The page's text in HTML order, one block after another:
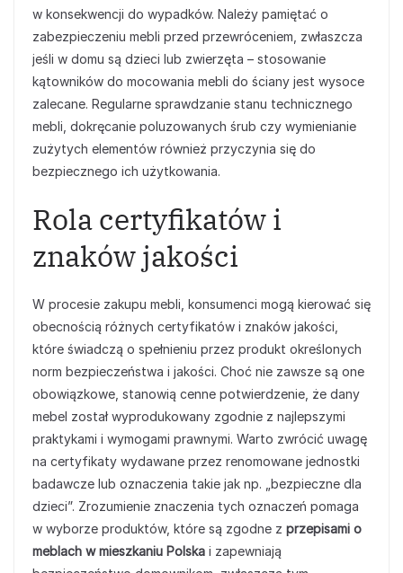
w konsekwencji do wypadków. Należy pamiętać o
zabezpieczeniu mebli przed przewróceniem, zwłaszcza
jeśli w domu są dzieci lub zwierzęta – stosowanie
kątowników do mocowania mebli do ściany jest wysoce
zalecane. Regularne sprawdzanie stanu technicznego
mebli, dokręcanie poluzowanych śrub czy wymienianie
zużytych elementów również przyczynia się do
bezpiecznego ich użytkowania.
Rola certyfikatów i
znaków jakości
W procesie zakupu mebli, konsumenci mogą kierować się
obecnością różnych certyfikatów i znaków jakości,
które świadczą o spełnieniu przez produkt określonych
norm bezpieczeństwa i jakości. Choć nie zawsze są one
obowiązkowe, stanowią cenne potwierdzenie, że dany
mebel został wyprodukowany zgodnie z najlepszymi
praktykami i wymogami prawnymi. Warto zwrócić uwagę
na certyfikaty wydawane przez renomowane jednostki
badawcze lub oznaczenia takie jak np. „bezpieczne dla
dzieci”. Zrozumienie znaczenia tych oznaczeń pomaga
w wyborze produktów, które są zgodne z przepisami o
meblach w mieszkaniu Polska i zapewniają